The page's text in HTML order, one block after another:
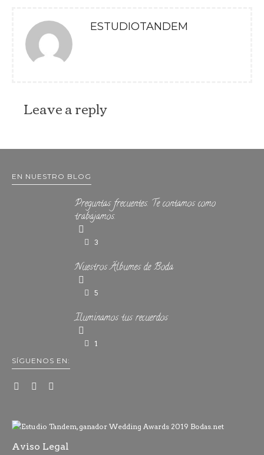
ESTUDIOTANDEM
Leave a reply
EN NUESTRO BLOG
Preguntas frecuentes. Te contamos como
trabajamos.
3
Nuestros Álbumes de Boda
5
Iluminamos tus recuerdos
1
SÍGUENOS EN:
Aviso Legal